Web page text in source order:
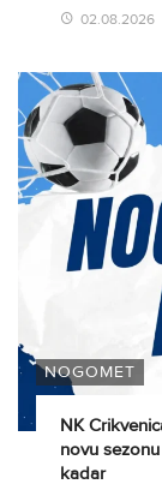
02.08.2026
NOGOMET
NK
novu
kadar